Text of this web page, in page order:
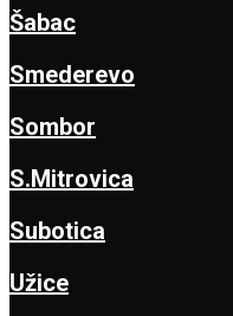
Šabac
Smederevo
Sombor
S.Mitrovica
Subotica
Užice